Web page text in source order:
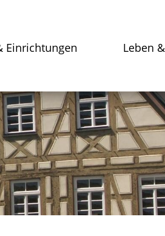
Einrichtungen Leben